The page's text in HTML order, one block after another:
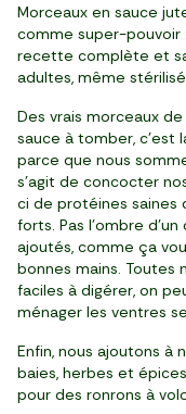
Morceaux en sauce
comme super-pouvoir
recette complète et
adultes, même
Des vrais morceaux
sauce à tomber, c'est
parce que nous
s'agit de concocter
ci de protéines saines
forts. Pas l'ombre
ajoutés, comme ça
bonnes mains.
faciles à digérer, on
ménager les ventres
Enfin, nous ajoutons à
baies, herbes et
pour des ronrons à